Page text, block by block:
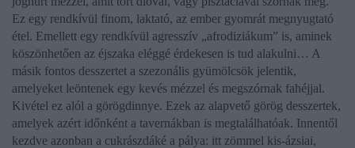
Ez egy rendkívül finom, laktató, az ember gyomrát megnyugtató
étel. Emellett egy rendkívül agresszív „afrodiziákum” is, aminek
köszönhetően az éjszaka eléggé érdekesen is tud alakulni… A
másik fontos desszertet a szezonális gyümölcsök jelentik,
amelyeket leöntenek egy kevés mézzel és megszórnak fahéjjal.
Kivétel ez alól a görögdinnye. Ezek az alapvető görög desszertek,
amelyek azért időnként a tavernákban is megtalálhatóak. Innentől
kezdve azonban a cukrászdáké a pálya: itt zömmel kis-ázsiai,